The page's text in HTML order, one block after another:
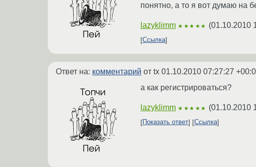
понятно, а то я вот думаю на
lazyklimm ★★★★★ (01.10.2010
Ссылка
Ответ на: комментарий от tx 01.10.2010 07:27:27
а как регистрироваться?
lazyklimm ★★★★★ (01.10.2010
Показать ответ Ссылка